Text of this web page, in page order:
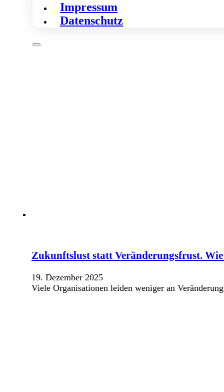
Impressum
Datenschutz
Zukunftslust statt Veränderungsfrust.
19. Dezember 2025
Viele Organisationen leiden weniger an